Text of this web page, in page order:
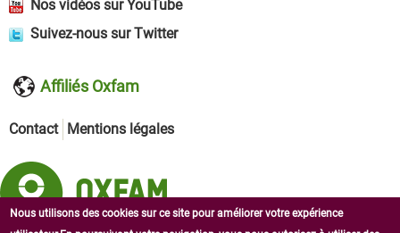
Nos vidéos sur YouTube
Suivez-nous sur Twitter
Affiliés Oxfam
Contact Mentions légales
Nous utilisons des cookies sur ce site pour améliorer votre expérience